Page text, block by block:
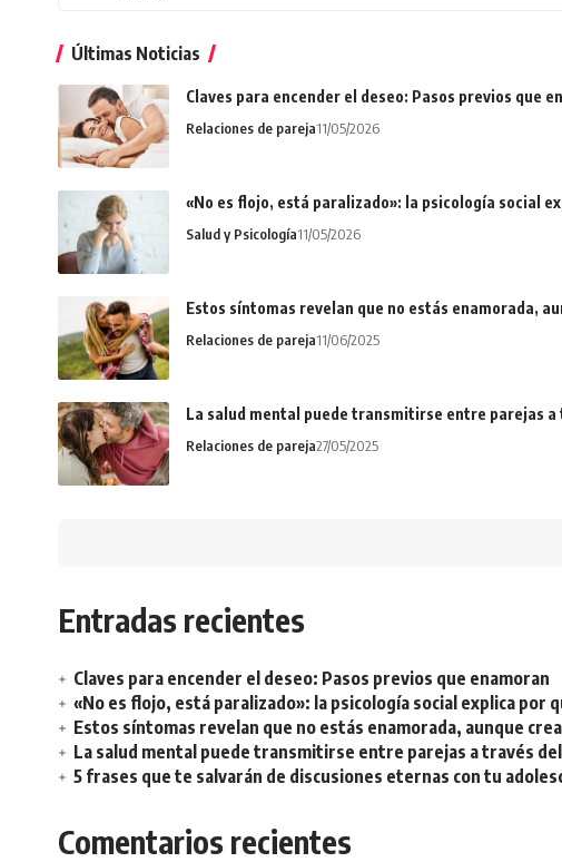
Últimas Noticias
Claves para encender el deseo: Pasos previos que
Relaciones de pareja11/05/2026
«No es flojo, está paralizado»: la psicología social
Salud y Psicología11/05/2026
Estos síntomas revelan que no estás enamorada,
Relaciones de pareja11/06/2025
La salud mental puede transmitirse entre parejas a
Relaciones de pareja27/05/2025
Entradas recientes
Claves para encender el deseo: Pasos previos que enamoran
«No es flojo, está paralizado»: la psicología social explica por
Estos síntomas revelan que no estás enamorada, aunque
La salud mental puede transmitirse entre parejas a través
5 frases que te salvarán de discusiones eternas con tu
Comentarios recientes